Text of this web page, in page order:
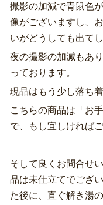
撮影の加減で青鼠色
像がございますし、
いがどうしても出てし
夜の撮影の加減もあ
っております。
現品はもう少し落ち
こちらの商品は「お
で、もし宜しければ
そして良くお問合せ
品は未仕立てでござ
た後に、直ぐ解き湯